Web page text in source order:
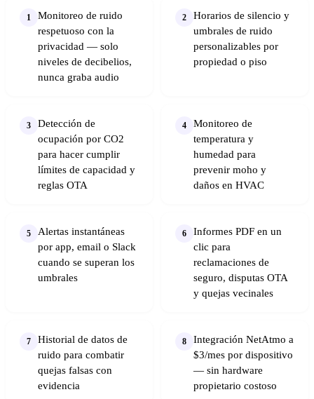
1
Monitoreo de ruido
respetuoso con la
privacidad — solo
niveles de decibelios,
nunca graba audio
2
Horarios de silencio y
umbrales de ruido
personalizables por
propiedad o piso
3
Detección de
ocupación por CO2
para hacer cumplir
límites de capacidad y
reglas OTA
4
Monitoreo de
temperatura y
humedad para
prevenir moho y
daños en HVAC
5
Alertas instantáneas
por app, email o Slack
cuando se superan los
umbrales
6
Informes PDF en un
clic para
reclamaciones de
seguro, disputas OTA
y quejas vecinales
7
Historial de datos de
ruido para combatir
quejas falsas con
evidencia
8
Integración NetAtmo a
$3/mes por dispositivo
— sin hardware
propietario costoso